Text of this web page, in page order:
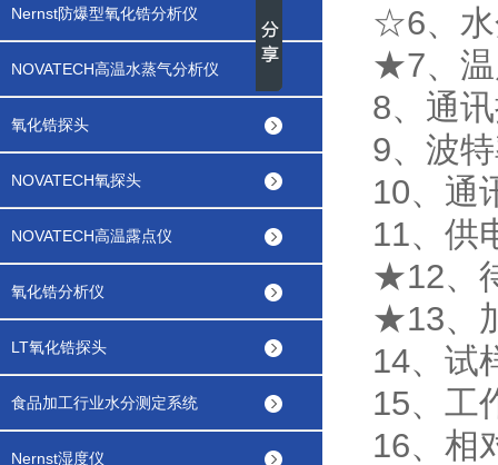
Nernst防爆型氧化锆分析仪
NOVATECH高温水蒸气分析仪
氧化锆探头
NOVATECH氧探头
NOVATECH高温露点仪
氧化锆分析仪
LT氧化锆探头
食品加工行业水分测定系统
Nernst湿度仪
☆6、水
★7、温
8、通
9、波
10、通
11、供
★12、
★13、
14、
15、
16、相